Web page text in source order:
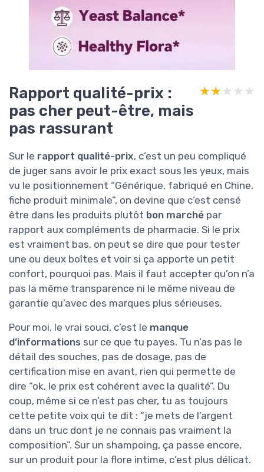
Rapport qualité-prix :
pas cher peut-être, mais
pas rassurant
★★★★★
★★★★★
Sur le rapport qualité-prix, c’est un peu compliqué
de juger sans avoir le prix exact sous les yeux, mais
vu le positionnement “Générique, fabriqué en Chine,
fiche produit minimale”, on devine que c’est censé
être dans les produits plutôt bon marché par
rapport aux compléments de pharmacie. Si le prix
est vraiment bas, on peut se dire que pour tester
une ou deux boîtes et voir si ça apporte un petit
confort, pourquoi pas. Mais il faut accepter qu’on n’a
pas la même transparence ni le même niveau de
garantie qu’avec des marques plus sérieuses.
Pour moi, le vrai souci, c’est le manque
d’informations sur ce que tu payes. Tu n’as pas le
détail des souches, pas de dosage, pas de
certification mise en avant, rien qui permette de
dire “ok, le prix est cohérent avec la qualité”. Du
coup, même si ce n’est pas cher, tu as toujours
cette petite voix qui te dit : “je mets de l’argent
dans un truc dont je ne connais pas vraiment la
composition”. Sur un shampoing, ça passe encore,
sur un produit pour la flore intime, c’est plus délicat.